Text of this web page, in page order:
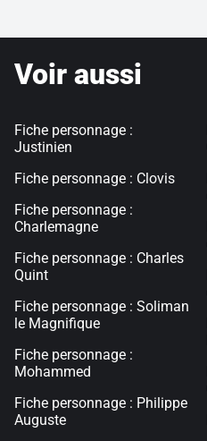
Voir aussi
Fiche personnage :
Justinien
Fiche personnage : Clovis
Fiche personnage :
Charlemagne
Fiche personnage : Charles
Quint
Fiche personnage : Soliman
le Magnifique
Fiche personnage :
Mohammed
Fiche personnage : Philippe
Auguste